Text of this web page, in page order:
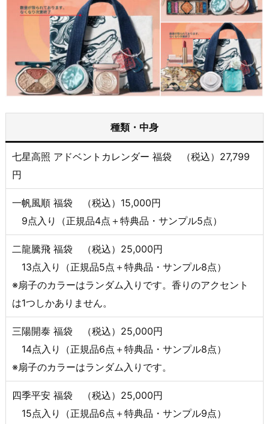
種類・中身
七星高照 アドベントカレンダー 福袋 （税込）27,799
円
一帆風順 福袋 （税込）15,000円
9点入り（正規品4点＋特典品・サンプル5点）
二龍騰飛 福袋 （税込）25,000円
13点入り（正規品5点＋特典品・サンプル8点）
※扇子のカラーはランダム入りです。香りのアクセント
は1つしかありません。
三陽開泰 福袋 （税込）25,000円
14点入り（正規品6点＋特典品・サンプル8点）
※扇子のカラーはランダム入りです。
四季平安 福袋 （税込）25,000円
15点入り（正規品6点＋特典品・サンプル9点）